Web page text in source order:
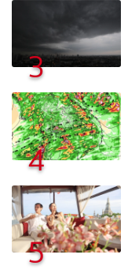
3
4
5